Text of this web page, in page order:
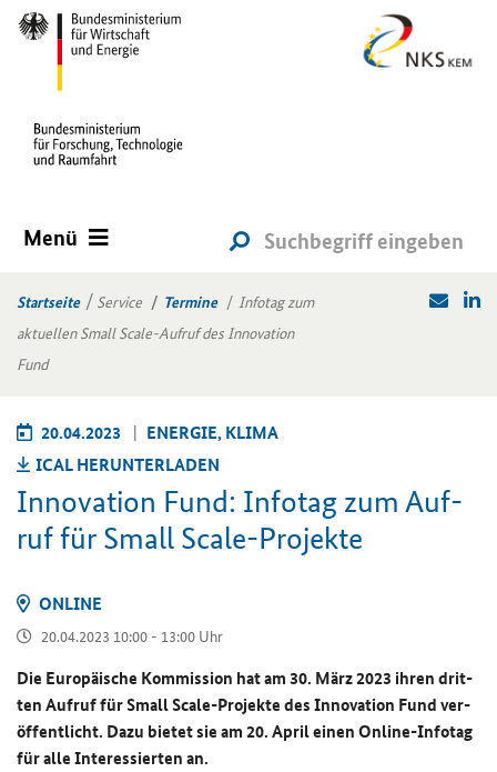
Menü
Startseite Service Termine
Infotag zum
aktuellen Small Scale-Aufruf des Innovation
Fund
20.04.2023
EN­ER­GIE, KLIMA
ICAL HER­UN­TER­LA­DEN
In­no­va­ti­on Fund: In­fo­tag zum Auf­
ruf für Small Scale-​Projekte
ON­LINE
20.04.2023 10:00 - 13:00 Uhr
Die Eu­ro­päi­sche Kom­mis­si­on hat am 30. März 2023 ihren drit­
ten Auf­ruf fürSmall Scale-​Projekte desInnovation Fundver­
öf­fent­licht. Dazu bie­tet sie am 20. April einenOnline-​Infotag
für alle In­ter­es­sier­ten an.